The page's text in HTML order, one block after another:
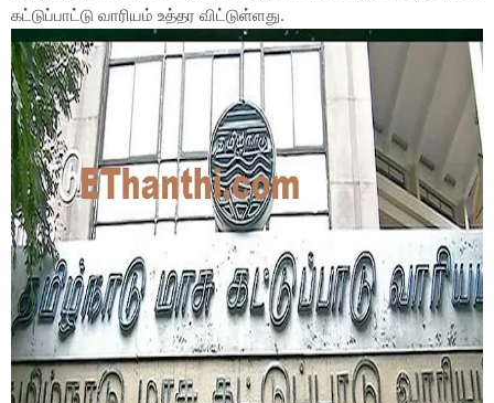
கட்டுப்பாட்டு வாரியம் உத்தர விட்டுள்ளது.